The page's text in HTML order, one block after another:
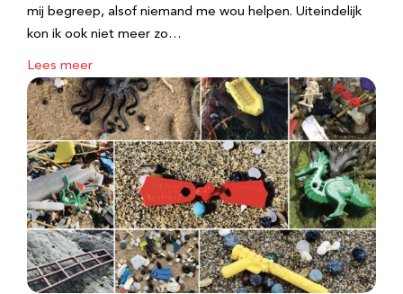
mij begreep, alsof niemand me wou helpen. Uiteindelijk
kon ik ook niet meer zo…
Lees meer